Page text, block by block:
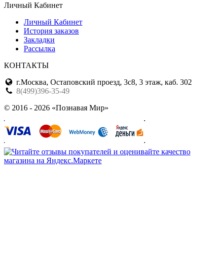
Личный Кабинет
Личный Кабинет
История заказов
Закладки
Рассылка
КОНТАКТЫ
г.Москва, Остаповский проезд, 3с8, 3 этаж, каб. 302
8(499)396-35-49
© 2016 - 2026 «Познавая Мир»